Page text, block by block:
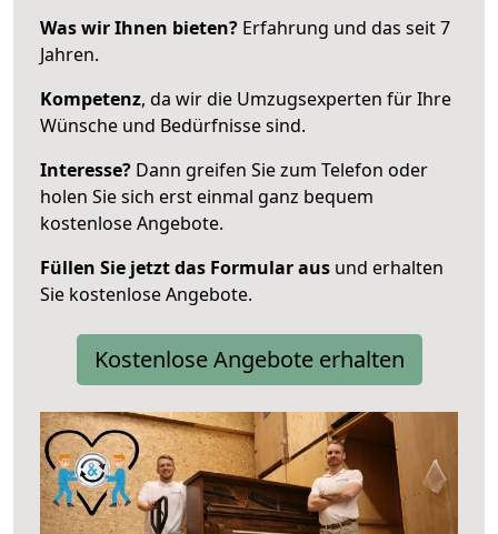
Was wir Ihnen bieten? Erfahrung und das seit 7
Jahren.
Kompetenz, da wir die Umzugsexperten für Ihre
Wünsche und Bedürfnisse sind.
Interesse? Dann greifen Sie zum Telefon oder
holen Sie sich erst einmal ganz bequem
kostenlose Angebote.
Füllen Sie jetzt das Formular aus und erhalten
Sie kostenlose Angebote.
Kostenlose Angebote erhalten